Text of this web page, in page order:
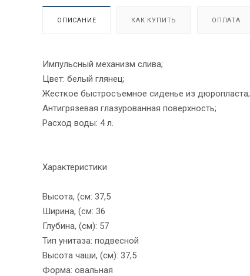
ОПИСАНИЕ КАК КУПИТЬ ОПЛАТА
Импульсный механизм слива;
Цвет: белый глянец;
Жесткое быстросъемное сиденье из дюропласта;
Антигрязевая глазурованная поверхность;
Расход воды: 4 л.
Характеристики
Высота, (см: 37,5
Ширина, (см: 36
Глубина, (см): 57
Тип унитаза: подвесной
Высота чаши, (см): 37,5
Форма: овальная